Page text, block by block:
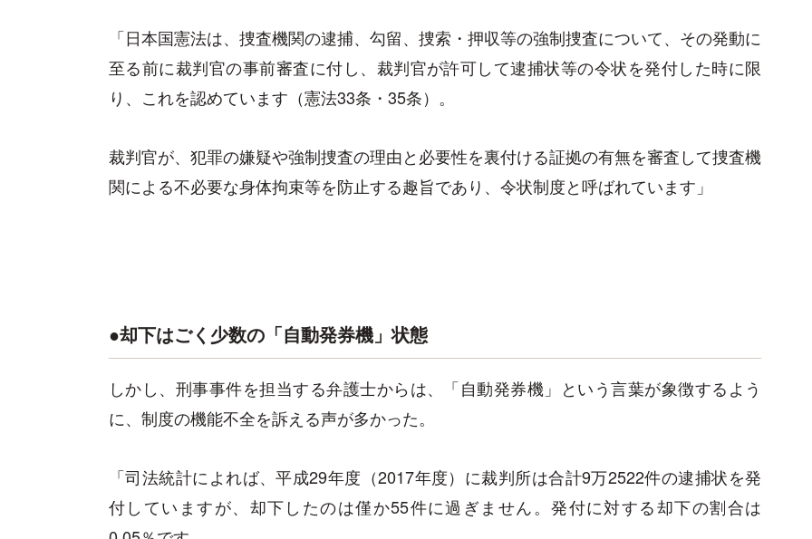
「日本国憲法は、捜査機関の逮捕、勾留、捜索・押収等の強制捜査について、その発動に
至る前に裁判官の事前審査に付し、裁判官が許可して逮捕状等の令状を発付した時に限
り、これを認めています（憲法33条・35条）。
裁判官が、犯罪の嫌疑や強制捜査の理由と必要性を裏付ける証拠の有無を審査して捜査機
関による不必要な身体拘束等を防止する趣旨であり、令状制度と呼ばれています」
●却下はごく少数の「自動発券機」状態
しかし、刑事事件を担当する弁護士からは、「自動発券機」という言葉が象徴するよう
に、制度の機能不全を訴える声が多かった。
「司法統計によれば、平成29年度（2017年度）に裁判所は合計9万2522件の逮捕状を発
付していますが、却下したのは僅か55件に過ぎません。発付に対する却下の割合は